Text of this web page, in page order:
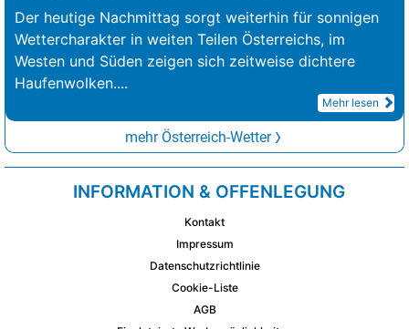
Der heutige Nachmittag sorgt weiterhin für sonnigen
Wettercharakter in weiten Teilen Österreichs, im
Westen und Süden zeigen sich zeitweise dichtere
Haufenwolken....
Mehr lesen
mehr Österreich-Wetter
INFORMATION & OFFENLEGUNG
Kontakt
Impressum
Datenschutzrichtlinie
Cookie-Liste
AGB